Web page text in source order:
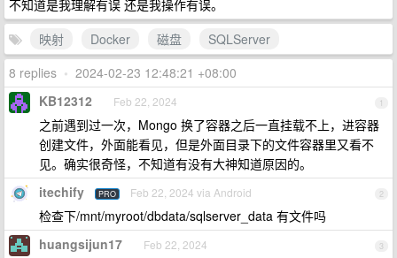
不知道是我理解有误 还是我操作有误。
映射
Docker 磁盘
SQLServer
8 replies • 2024-02-23 12:48:21 +08:00
1
KB12312 Feb 22, 2024
之前遇到过一次，Mongo 换了容器之后一直挂载不上，进容器
创建文件，外面能看见，但是外面目录下的文件容器里又看不
见。确实很奇怪，不知道有没有大神知道原因的。
2
itechify PRO Feb 22, 2024 via Android
检查下/mnt/myroot/dbdata/sqlserver_data 有文件吗
3
huangsijun17 Feb 22, 2024